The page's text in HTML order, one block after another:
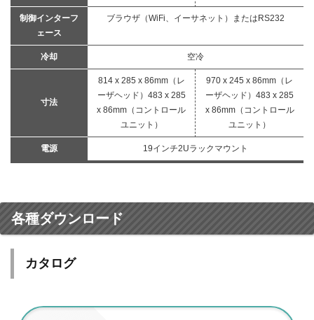
制御インターフ
ェース
ブラウザ（WiFi、イーサネット）またはRS232
冷却 空冷
寸法
814 x 285 x 86mm（レ
ーザヘッド）483 x 285
x 86mm（コントロール
ユニット）
970 x 245 x 86mm（レ
ーザヘッド）483 x 285
x 86mm（コントロール
ユニット）
電源 19インチ2Uラックマウント
各種ダウンロード
カタログ